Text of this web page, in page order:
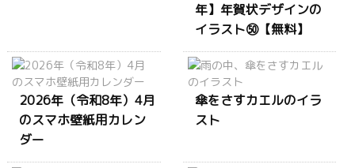
年】年賀状デザインの
イラスト㊿【無料】
2026年（令和8年）4月
のスマホ壁紙用カレン
ダー
傘をさすカエルのイラ
スト